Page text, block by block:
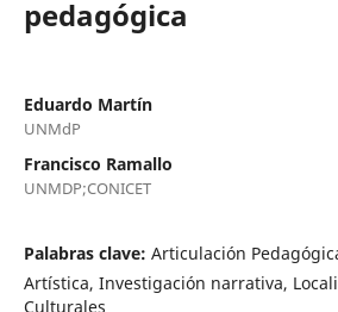
pedagógica
Eduardo Martín
UNMdP
Francisco Ramallo
UNMDP;CONICET
Palabras clave: Articulación
Artística, Investigación narrativa,
Culturales